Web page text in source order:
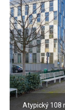
Atypický 108